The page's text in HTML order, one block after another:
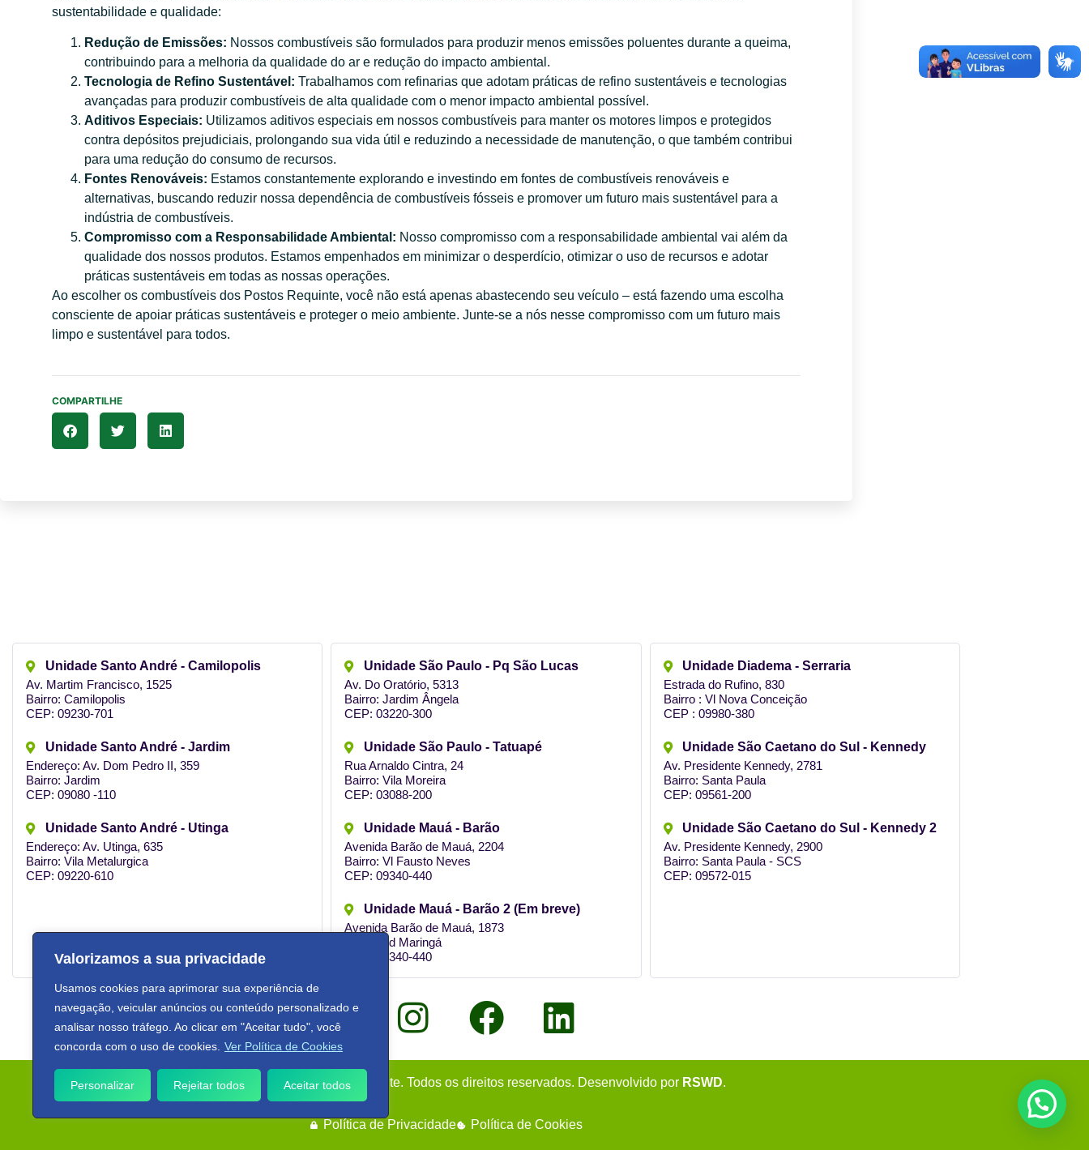
Valorizamos a sua privacidade
Usamos cookies para aprimorar sua experiência de
navegação, veicular anúncios ou conteúdo personalizado e
analisar nosso tráfego. Ao clicar em "Aceitar tudo", você
concorda com o uso de cookies. Ver Política de Cookies
Personalizar Rejeitar todos Aceitar todos
sustentabilidade e qualidade:
Redução de Emissões: Nossos combustíveis são formulados para produzir menos emissões poluentes durante a queima,
contribuindo para a melhoria da qualidade do ar e redução do impacto ambiental.
Tecnologia de Refino Sustentável: Trabalhamos com refinarias que adotam práticas de refino sustentáveis e tecnologias
avançadas para produzir combustíveis de alta qualidade com o menor impacto ambiental possível.
Aditivos Especiais: Utilizamos aditivos especiais em nossos combustíveis para manter os motores limpos e protegidos
contra depósitos prejudiciais, prolongando sua vida útil e reduzindo a necessidade de manutenção, o que também contribui
para uma redução do consumo de recursos.
Fontes Renováveis: Estamos constantemente explorando e investindo em fontes de combustíveis renováveis e
alternativas, buscando reduzir nossa dependência de combustíveis fósseis e promover um futuro mais sustentável para a
indústria de combustíveis.
Compromisso com a Responsabilidade Ambiental: Nosso compromisso com a responsabilidade ambiental vai além da
qualidade dos nossos produtos. Estamos empenhados em minimizar o desperdício, otimizar o uso de recursos e adotar
práticas sustentáveis em todas as nossas operações.
Ao escolher os combustíveis dos Postos Requinte, você não está apenas abastecendo seu veículo – está fazendo uma escolha
consciente de apoiar práticas sustentáveis e proteger o meio ambiente. Junte-se a nós nesse compromisso com um futuro mais
limpo e sustentável para todos.
COMPARTILHE
Unidade Santo André - Camilopolis
Av. Martim Francisco, 1525
Bairro: Camilopolis
CEP: 09230-701
Unidade Santo André - Jardim
Endereço: Av. Dom Pedro II, 359
Bairro: Jardim
CEP: 09080 -110
Unidade Santo André - Utinga
Endereço: Av. Utinga, 635
Bairro: Vila Metalurgica
CEP: 09220-610
Unidade São Paulo - Pq São Lucas​
Av. Do Oratório, 5313
Bairro: Jardim Ângela
CEP: 03220-300
Unidade São Paulo - Tatuapé
Rua Arnaldo Cintra, 24
Bairro: Vila Moreira
CEP: 03088-200
Unidade Mauá - Barão
Avenida Barão de Mauá, 2204
Bairro: Vl Fausto Neves
CEP: 09340-440
Unidade Mauá - Barão 2 (Em breve)
Avenida Barão de Mauá, 1873
Bairro: Jd Maringá
CEP: 09340-440
Unidade Diadema - Serraria​
Estrada do Rufino, 830
Bairro : Vl Nova Conceição
CEP : 09980-380
Unidade São Caetano do Sul - Kennedy
Av. Presidente Kennedy, 2781
Bairro: Santa Paula
CEP: 09561-200
Unidade São Caetano do Sul - Kennedy 2
Av. Presidente Kennedy, 2900
Bairro: Santa Paula - SCS
CEP: 09572-015
Copyright © 2024 Rede Postos Requinte. Todos os direitos reservados. Desenvolvido por RSWD.
Política de Privacidade Política de Cookies